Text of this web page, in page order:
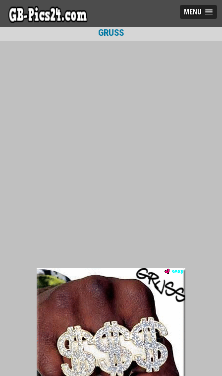
MENU
GRUSS